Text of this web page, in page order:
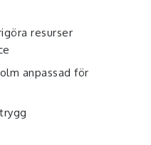
resurser
anpassad för